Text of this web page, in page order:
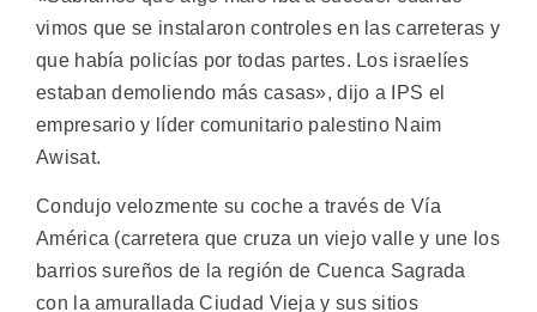
vimos que se instalaron controles en las carreteras y
que había policías por todas partes. Los israelíes
estaban demoliendo más casas», dijo a IPS el
empresario y líder comunitario palestino Naim
Awisat.
Condujo velozmente su coche a través de Vía
América (carretera que cruza un viejo valle y une los
barrios sureños de la región de Cuenca Sagrada
con la amurallada Ciudad Vieja y sus sitios